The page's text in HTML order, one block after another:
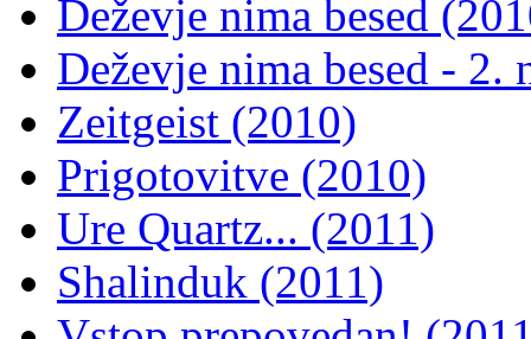
Deževje nima besed
Deževje nima besed - 2.
Zeitgeist (2010)
Prigotovitve (2010)
Ure Quartz... (2011)
Shalinduk (2011)